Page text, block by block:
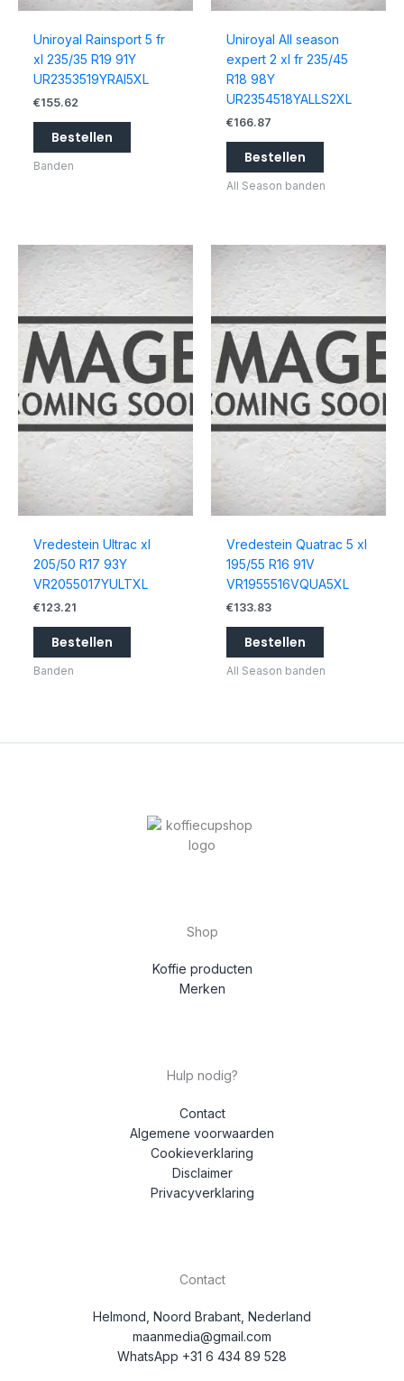
Uniroyal Rainsport 5 fr
xl 235/35 R19 91Y
UR2353519YRAI5XL
€155.62
Bestellen
Banden
Uniroyal All season
expert 2 xl fr 235/45
R18 98Y
UR2354518YALLS2XL
€166.87
Bestellen
All Season banden
Vredestein Ultrac xl
205/50 R17 93Y
VR2055017YULTXL
€123.21
Bestellen
Banden
Vredestein Quatrac 5 xl
195/55 R16 91V
VR1955516VQUA5XL
€133.83
Bestellen
All Season banden
Shop
Koffie producten
Merken
Hulp nodig?
Contact
Algemene voorwaarden
Cookieverklaring
Disclaimer
Privacyverklaring
Contact
Helmond, Noord Brabant, Nederland
maanmedia@gmail.com
WhatsApp +31 6 434 89 528